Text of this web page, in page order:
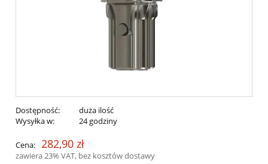
Dostępność:
duża ilość
Wysyłka w:
24 godziny
Cena: 282,90 zł
zawiera 23% VAT, bez kosztów dostawy